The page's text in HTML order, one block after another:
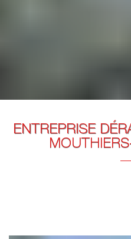
ENTREPRISE